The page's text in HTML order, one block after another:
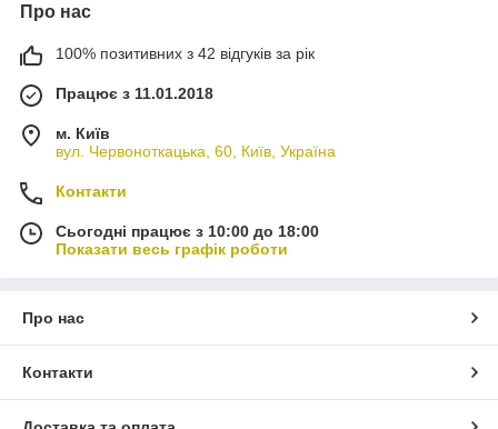
Про нас
100% позитивних з 42 відгуків за рік
Працює з 11.01.2018
м. Київ
вул. Червоноткацька, 60, Київ, Україна
Контакти
Сьогодні працює з 10:00 до 18:00
Показати весь графік роботи
Про нас
Контакти